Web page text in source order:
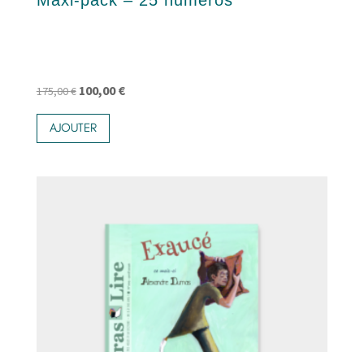
175,00€ Le
prix
initial
100,00€Le
AJOUTER